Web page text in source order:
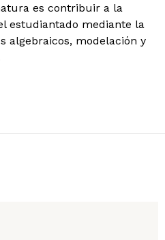
es contribuir a la
estudiantado mediante la
algebraicos, modelación y